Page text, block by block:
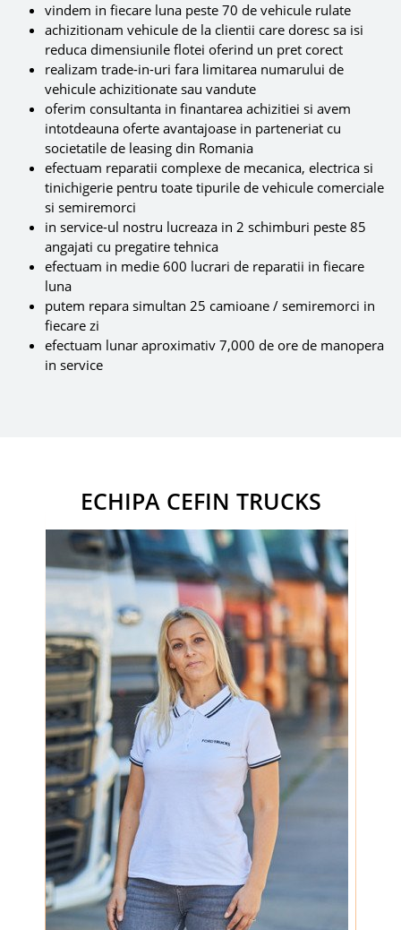
vindem in fiecare luna peste 70 de vehicule rulate
achizitionam vehicule de la clientii care doresc sa isi
reduca dimensiunile flotei oferind un pret corect
realizam trade-in-uri fara limitarea numarului de
vehicule achizitionate sau vandute
oferim consultanta in finantarea achizitiei si avem
intotdeauna oferte avantajoase in parteneriat cu
societatile de leasing din Romania
efectuam reparatii complexe de mecanica, electrica si
tinichigerie pentru toate tipurile de vehicule comerciale
si semiremorci
in service-ul nostru lucreaza in 2 schimburi peste 85
angajati cu pregatire tehnica
efectuam in medie 600 lucrari de reparatii in fiecare
luna
putem repara simultan 25 camioane / semiremorci in
fiecare zi
efectuam lunar aproximativ 7,000 de ore de manopera
in service
ECHIPA CEFIN TRUCKS